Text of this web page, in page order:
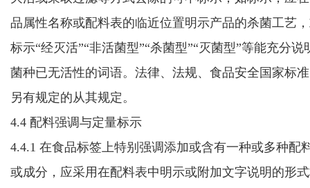
品属性名称或配料表的临近位置明示产品的杀菌工艺
标示“经灭活”“非活菌型”“杀菌型”“灭菌型”等能充分说
菌种已无活性的词语。法律、法规、食品安全国家标
另有规定的从其规定。
4.4 配料强调与定量标示
4.4.1 在食品标签上特别强调添加或含有一种或多种配
或成分，应采用在配料表中明示或附加文字说明的形